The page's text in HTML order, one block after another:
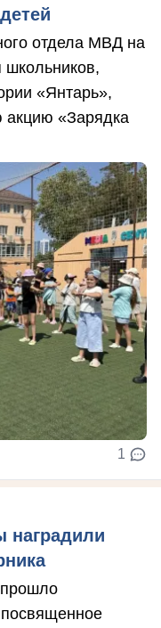
отдела МВД на
школьников,
«Янтарь»,
акцию «Зарядка
1
наградили